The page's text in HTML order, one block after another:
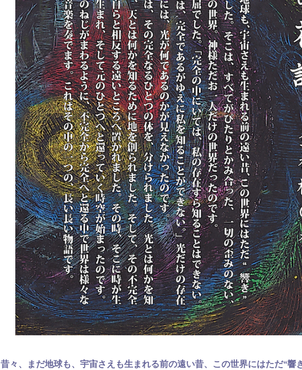
昔々、まだ地球も、宇宙さえも生まれる前の遠い昔、この世界にはただ“響